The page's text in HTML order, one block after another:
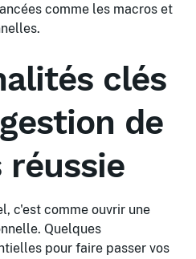
comme les macros et
clés
de
réussie
c'est comme ouvrir une
Quelques
pour faire passer vos